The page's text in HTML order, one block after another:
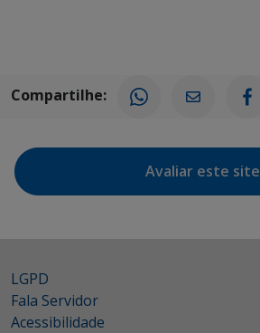
Compartilhe:
Avaliar este site
LGPD
Fala Servidor
Acessibilidade